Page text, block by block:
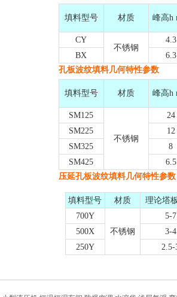
填料型号 材质 峰高h
CY
不锈钢
4.3
BX
6.3
孔板波纹填料几何特性参数
填料型号 材质 峰高h
SM125
不锈钢
24
SM225
12
SM325
8
SM425
6.5
压延孔板波纹填料几何特性参数
填料型号 材质
理论塔
700Y
不锈钢
5-7
500X
3-4
250Y
2.5-